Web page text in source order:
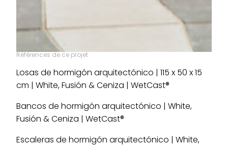
Références de ce projet
Losas de hormigón arquitectónico | 115 x 50 x 15
cm | White, Fusión & Ceniza | WetCast®
Bancos de hormigón arquitectónico | White,
Fusión & Ceniza | WetCast®
Escaleras de hormigón arquitectónico | White,